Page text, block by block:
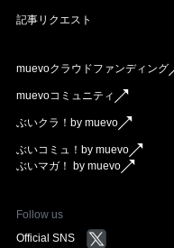
記事リクエスト
muevoクラウドファンディング
muevoコミュニティ
ぶいクラ！by muevo
ぶいコミュ！by muevo
ぶいマガ！ by muevo
Follow us
Official SNS